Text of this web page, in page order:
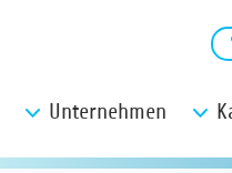
Unternehmen